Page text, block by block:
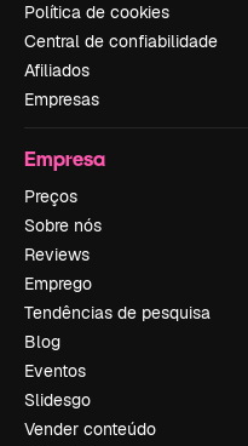
Política de cookies
Central de confiabilidade
Afiliados
Empresas
Empresa
Preços
Sobre nós
Reviews
Emprego
Tendências de pesquisa
Blog
Eventos
Slidesgo
Vender conteúdo